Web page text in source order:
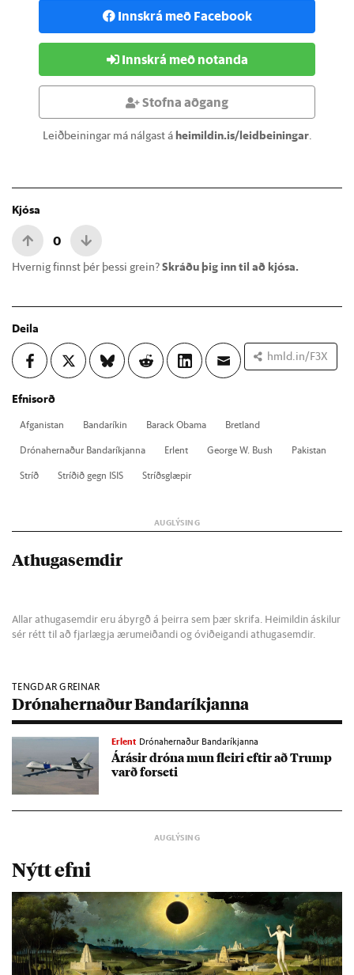
Innskrá með Facebook
Innskrá með notanda
Stofna aðgang
Leiðbeiningar má nálgast áheimildin.is/leidbeiningar.
Kjósa
0
Hvernig finnst þér þessi grein?Skráðu þig inn til að kjósa.
Deila
hmld.in/F3X
Efnisorð
Af­gan­ist­an Banda­rík­in Barack Obama
Bret­land
Dróna­hern­að­ur Banda­ríkj­anna
Er­lent Geor­ge W. Bush
Pak­ist­an
Stríð
Stríð­ið gegn IS­IS Stríðs­glæp­ir
Athugasemdir
Allar athugasemdir eru ábyrgð á þeirra sem þær skrifa. Heimildin áskilur
sér rétt til að fjarlægja ærumeiðandi og óviðeigandi athugasemdir.
TENGDAR GREINAR
Drónahernaður Bandaríkjanna
Erlent Drónahernaður Bandaríkjanna
Árás­ir dróna mun fleiri eft­ir að Trump
varð for­seti
Nýtt efni